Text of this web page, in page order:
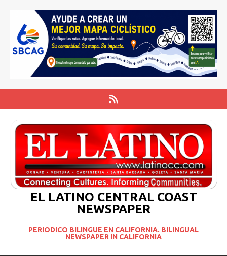
EL LATINO CENTRAL COAST
NEWSPAPER
PERIODICO BILINGUE EN CALIFORNIA. BILINGUAL
NEWSPAPER IN CALIFORNIA